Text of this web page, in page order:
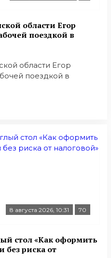
области Егор
поездкой в
области Егор
поездкой в
8 августа 2026, 10:31 70
стол «Как оформить
без риска от